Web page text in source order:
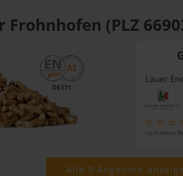
(PLZ
DE371
Lauer
noch keine
Alle 9 Angebote